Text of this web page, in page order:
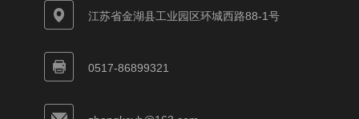
江苏省金湖县工业园区环城西路88-1号
0517-86899321